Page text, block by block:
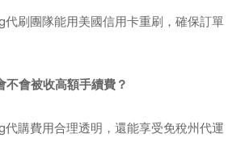
刷團隊能用美國信用卡重刷，確保訂單
會被收高額手續費？
購費用合理透明，還能享受免稅州代運